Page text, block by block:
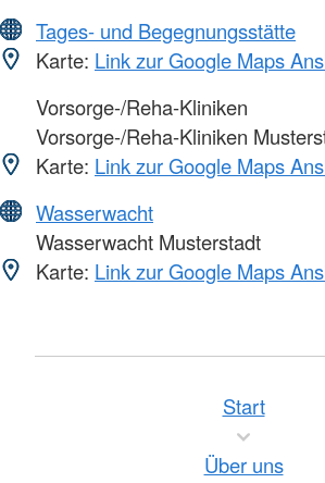
Tages- und Begegnungsstätte
Karte: Link zur Google Maps
Vorsorge-/Reha-Kliniken
Vorsorge-/Reha-Kliniken
Karte: Link zur Google Maps
Wasserwacht
Wasserwacht Musterstadt
Karte: Link zur Google Maps
Start
Über uns